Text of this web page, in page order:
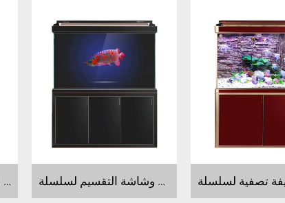
موردون لحوض أسماك راقي القاع بوظيفة تصفية لسلسلة الموضة الحضرية موردون لحوض أسماك مع تصفية القاع وشاشة التقسيم لسلسلة H2FU